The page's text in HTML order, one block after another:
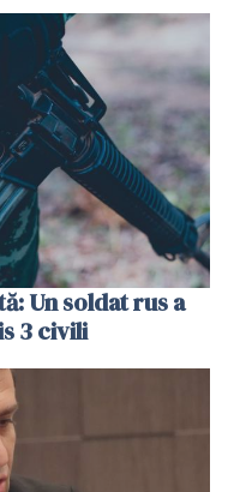
Un soldat rus a
3 civili